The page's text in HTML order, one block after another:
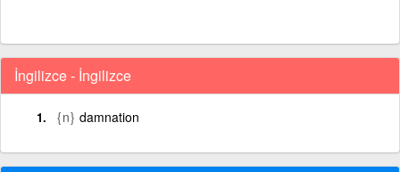
İngilizce - İngilizce
{n} damnation